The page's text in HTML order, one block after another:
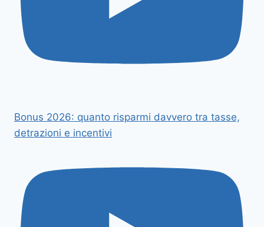
Bonus 2026: quanto risparmi davvero tra tasse,
detrazioni e incentivi